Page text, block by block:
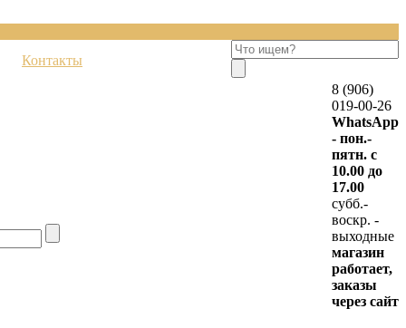
Контакты
8 (906)
019-00-26
WhatsApp
- пон.-
пятн. с
10.00 до
17.00
субб.-
воскр. -
выходные
магазин
работает,
заказы
через сайт